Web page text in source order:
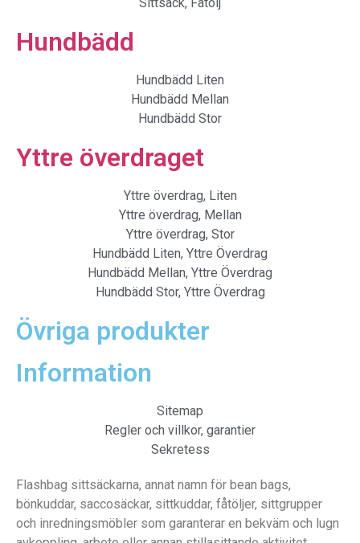
Hundbädd
Hundbädd Liten
Hundbädd Mellan
Hundbädd Stor
Yttre överdraget
Yttre överdrag, Liten
Yttre överdrag, Mellan
Yttre överdrag, Stor
Hundbädd Liten, Yttre Överdrag
Hundbädd Mellan, Yttre Överdrag
Hundbädd Stor, Yttre Överdrag
Övriga produkter
Information
Sitemap
Regler och villkor, garantier
Sekretess
Flashbag sittsäckarna, annat namn för bean bags,
bönkuddar, saccosäckar, sittkuddar, fåtöljer, sittgrupper
och inredningsmöbler som garanterar en bekväm och lugn